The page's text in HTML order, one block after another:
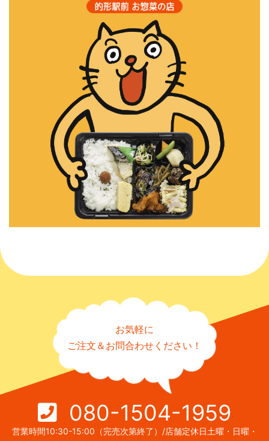
お気軽に
ご注文＆お問合わせください！
080-1504-1959
営業時間10:30-15:00（完売次第終了）/店舗定休日土曜・日曜・